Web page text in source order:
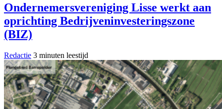
Ondernemersvereniging Lisse werkt aan
oprichting Bedrijveninvesteringszone
(BIZ)
Redactie 3 minuten leestijd